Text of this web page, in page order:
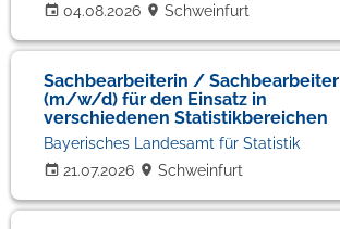
04.08.2026
Schweinfurt
Sachbearbeiterin / Sachbearbeiter
(m/w/d) für den Einsatz in
verschiedenen Statistikbereichen
21.07.2026
Bayerisches Landesamt für Statistik
Schweinfurt